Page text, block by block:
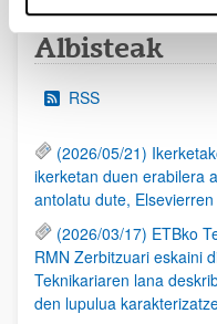
Albisteak
RSS
(2026/05/21)
ikerketan duen erabilera
antolatu dute,
(2026/03/17) ETBko
RMN Zerbitzuari eskaini
Teknikariaren lana
den lupulua